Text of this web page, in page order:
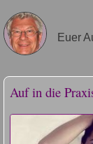
Euer
Auf in die